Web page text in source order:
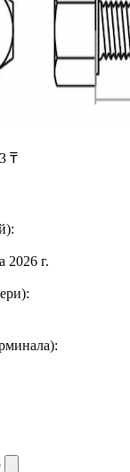
₸
2026 г.